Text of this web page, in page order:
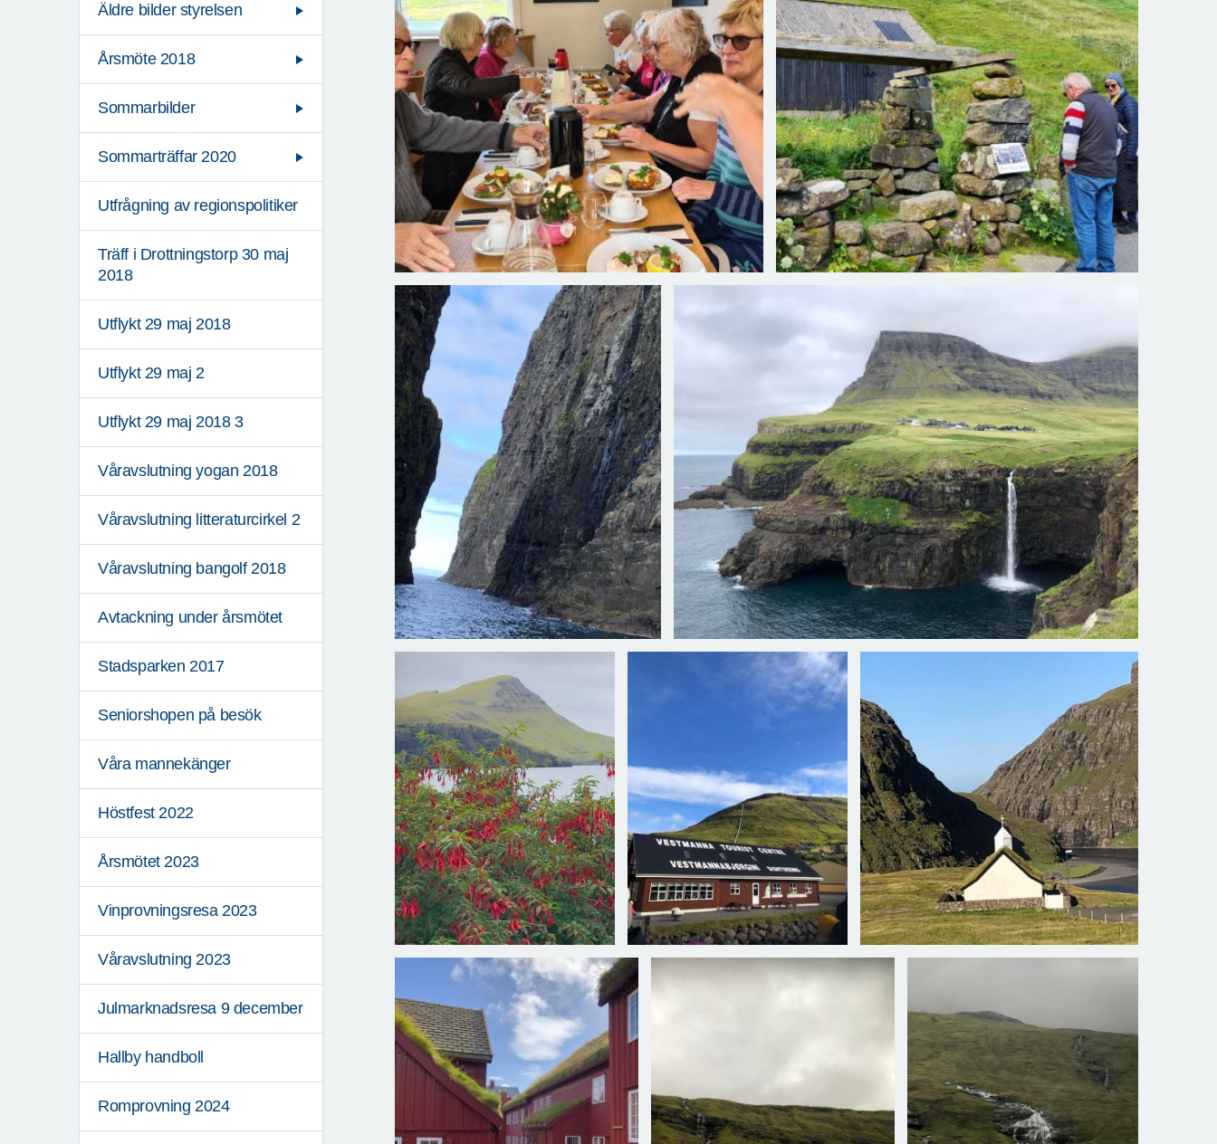
Äldre bilder styrelsen
Årsmöte 2018
Sommarbilder
Sommarträffar 2020
Utfrågning av regionspolitiker
Träff i Drottningstorp 30 maj
2018
Utflykt 29 maj 2018
Utflykt 29 maj 2
Utflykt 29 maj 2018 3
Våravslutning yogan 2018
Våravslutning litteraturcirkel 2
Våravslutning bangolf 2018
Avtackning under årsmötet
Stadsparken 2017
Seniorshopen på besök
Våra mannekänger
Höstfest 2022
Årsmötet 2023
Vinprovningsresa 2023
Våravslutning 2023
Julmarknadsresa 9 december
Hallby handboll
Romprovning 2024